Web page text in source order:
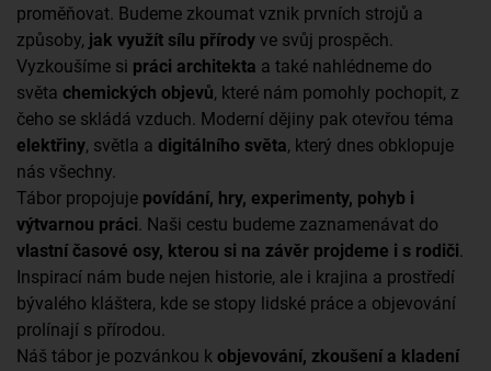
proměňovat. Budeme zkoumat vznik prvních strojů a
způsoby, jak využít sílu přírody ve svůj prospěch.
Vyzkoušíme si práci architekta a také nahlédneme do
světa chemických objevů, které nám pomohly pochopit, z
čeho se skládá vzduch. Moderní dějiny pak otevřou téma
elektřiny, světla a digitálního světa, který dnes obklopuje
nás všechny.
Tábor propojuje povídání, hry, experimenty, pohyb i
výtvarnou práci. Naši cestu budeme zaznamenávat do
vlastní časové osy, kterou si na závěr projdeme i s rodiči.
Inspirací nám bude nejen historie, ale i krajina a prostředí
bývalého kláštera, kde se stopy lidské práce a objevování
prolínají s přírodou.
Náš tábor je pozvánkou k objevování, zkoušení a kladení